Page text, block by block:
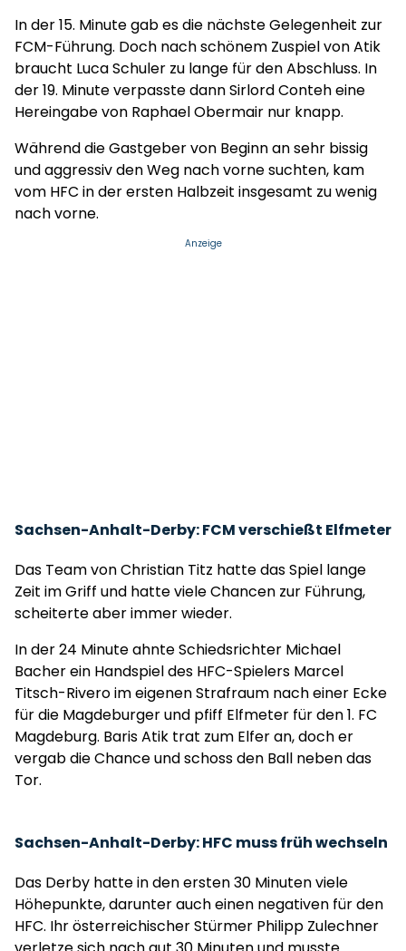
In der 15. Minute gab es die nächste Gelegenheit zur
FCM-Führung. Doch nach schönem Zuspiel von Atik
braucht Luca Schuler zu lange für den Abschluss. In
der 19. Minute verpasste dann Sirlord Conteh eine
Hereingabe von Raphael Obermair nur knapp.
Während die Gastgeber von Beginn an sehr bissig
und aggressiv den Weg nach vorne suchten, kam
vom HFC in der ersten Halbzeit insgesamt zu wenig
nach vorne.
Anzeige
Sachsen-Anhalt-Derby: FCM verschießt Elfmeter
Das Team von Christian Titz hatte das Spiel lange
Zeit im Griff und hatte viele Chancen zur Führung,
scheiterte aber immer wieder.
In der 24 Minute ahnte Schiedsrichter Michael
Bacher ein Handspiel des HFC-Spielers Marcel
Titsch-Rivero im eigenen Strafraum nach einer Ecke
für die Magdeburger und pfiff Elfmeter für den 1. FC
Magdeburg. Baris Atik trat zum Elfer an, doch er
vergab die Chance und schoss den Ball neben das
Tor.
Sachsen-Anhalt-Derby: HFC muss früh wechseln
Das Derby hatte in den ersten 30 Minuten viele
Höhepunkte, darunter auch einen negativen für den
HFC. Ihr österreichischer Stürmer Philipp Zulechner